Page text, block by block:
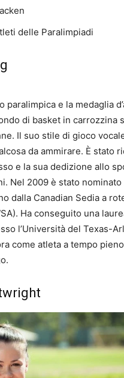
delle Paralimpiadi
paralimpica e la medaglia
di basket in carrozzina
Il suo stile di gioco
da ammirare. È stato
e la sua dedizione allo
Nel 2009 è stato nominato
dalla Canadian Sedia a
Ha conseguito una
l’Università del Texas-
come atleta a tempo